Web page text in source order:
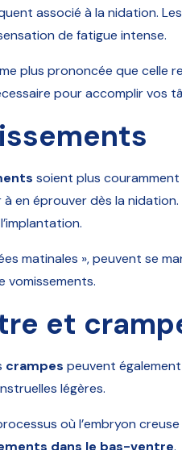
associé à la nidation.
de fatigue intense.
plus prononcée que celle
pour accomplir vos
soient plus
en éprouver dès la
matinales », peuvent se
vomissements.
et
crampes peuvent
légères.
où l’embryon